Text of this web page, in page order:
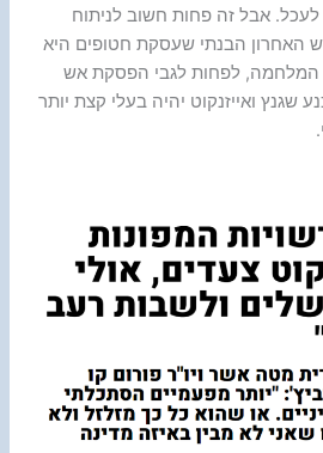
לעכל. אבל זה פחות חשוב לניתוח
האחרון הבנתי שעסקת חטופים היא
לפחות לגבי הפסקת אש
שגנץ ואייזנקוט יהיה בעלי קצת יותר